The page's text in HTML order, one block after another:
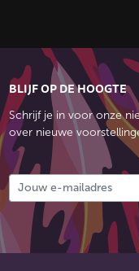
BLIJF OP DE HOOGTE
Schrijf je in voor onze
over nieuwe